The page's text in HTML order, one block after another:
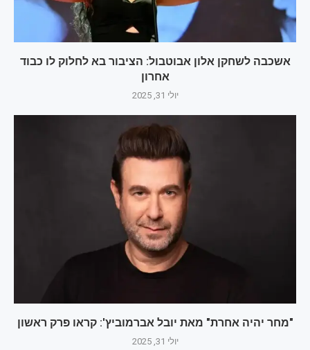
אשכבה לשחקן אלון אבוטבול: הציבור בא לחלוק לו כבוד
אחרון
יולי 31, 2025
"מחר יהיה אחרת" מאת יובל אברמוביץ': קראו פרק ראשון
יולי 31, 2025